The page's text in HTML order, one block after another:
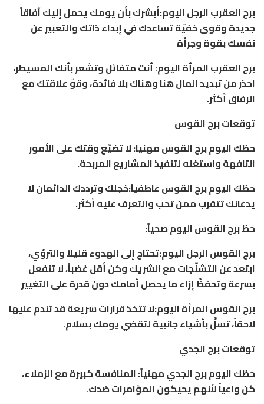
برج العقرب الرجل اليوم:أبشرك بأن يومك يحمل إليك آفاقاً
جديدة وقوى خفيّة تساعدك في إبداء ذاتك والتعبير عن
نفسك بقوة وجرأة
برج العقرب المرأة اليوم: أنت متفائل وتشعر بأنك المسيطر،
احذر من تبديد المال هنا وهناك بلا فائدة، وقوِّ علاقتك مع
الرفاق أكثر.
توقعات برج القوس
حظك اليوم برج القوس مهنياً: لا تضيّع وقتك على الأمور
التافهة واستغله لتنفيذ المشاريع المربحة.
حظك اليوم برج القوس عاطفياً:خجلك وترددك الدائمان لا
يدعانك تتقرب ممن تحب والتعرف عليه أكثر.
حظ برج القوس اليوم صحياً:
برج القوس الرجل اليوم:تحتاج إلى الهدوء قليلاً والتروّي،
ابتعد عن التشنّجات مع الشريك وكن أقل غضباً، لا تنفعل
بسرعة وتحفظّ إزاء ما يحصل أمامك دون قدرة على التغيير
برج القوس المرأة اليوم:لا تتخذ قرارات سريعة قد تندم عليها
لاحقاً، تسلَّ بأشياء جانبية لتقضي يومك بسلام.
توقعات برج الجدي
حظك اليوم برج الجدي مهنياً: المنافسة كبيرة مع الزملاء،
كن واعياً لأنهم يحيكون المؤامرات ضدك.